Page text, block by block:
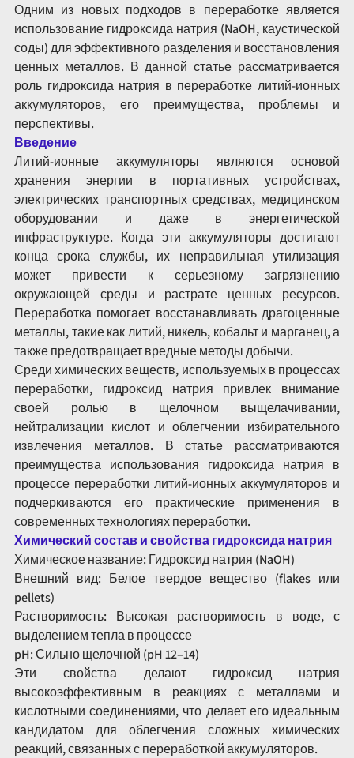
Одним из новых подходов в переработке является
использование гидроксида натрия (NaOH, каустической
соды) для эффективного разделения и восстановления
ценных металлов. В данной статье рассматривается
роль гидроксида натрия в переработке литий-ионных
аккумуляторов, его преимущества, проблемы и
перспективы.
Введение
Литий-ионные аккумуляторы являются основой
хранения энергии в портативных устройствах,
электрических транспортных средствах, медицинском
оборудовании и даже в энергетической
инфраструктуре. Когда эти аккумуляторы достигают
конца срока службы, их неправильная утилизация
может привести к серьезному загрязнению
окружающей среды и растрате ценных ресурсов.
Переработка помогает восстанавливать драгоценные
металлы, такие как литий, никель, кобальт и марганец, а
также предотвращает вредные методы добычи.
Среди химических веществ, используемых в процессах
переработки, гидроксид натрия привлек внимание
своей ролью в щелочном выщелачивании,
нейтрализации кислот и облегчении избирательного
извлечения металлов. В статье рассматриваются
преимущества использования гидроксида натрия в
процессе переработки литий-ионных аккумуляторов и
подчеркиваются его практические применения в
современных технологиях переработки.
Химический состав и свойства гидроксида натрия
Химическое название: Гидроксид натрия (NaOH)
Внешний вид: Белое твердое вещество (flakes или
pellets)
Растворимость: Высокая растворимость в воде, с
выделением тепла в процессе
pH: Сильно щелочной (pH 12–14)
Эти свойства делают гидроксид натрия
высокоэффективным в реакциях с металлами и
кислотными соединениями, что делает его идеальным
кандидатом для облегчения сложных химических
реакций, связанных с переработкой аккумуляторов.